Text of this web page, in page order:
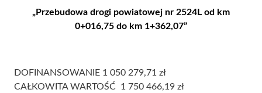
„Przebudowa drogi powiatowej nr 2524L od km
0+016,75 do km 1+362,07”
DOFINANSOWANIE 1 050 279,71 zł
CAŁKOWITA WARTOŚĆ
1 750 466,19 zł